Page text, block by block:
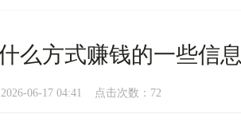
么方式赚钱的一些信息
06-17 04:41 点击次数：72